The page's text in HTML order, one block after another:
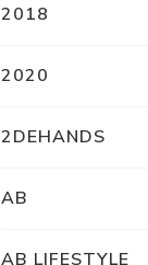
2018
2020
2DEHANDS
AB
AB LIFESTYLE